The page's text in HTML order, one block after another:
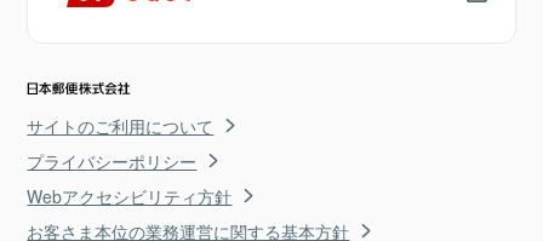
サイトのご利用について
プライバシーポリシー
Webアクセシビリティ方針
お客さま本位の業務運営に関する基本方針